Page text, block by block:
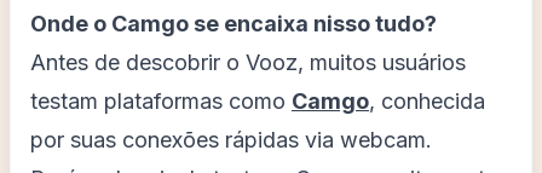
Onde o Camgo se encaixa nisso tudo?
Antes de descobrir o Vooz, muitos usuários
testam plataformas como Camgo, conhecida
por suas conexões rápidas via webcam.